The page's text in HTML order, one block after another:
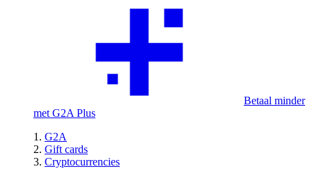
Betaal minder
met G2A Plus
G2A
Gift cards
Cryptocurrencies